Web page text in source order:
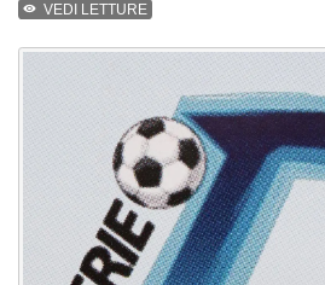
VEDI LETTURE